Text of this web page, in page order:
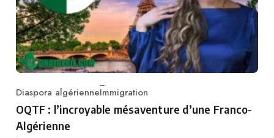
Category
Diaspora algérienneImmigration
OQTF : l’incroyable mésaventure d’une Franco-
Algérienne